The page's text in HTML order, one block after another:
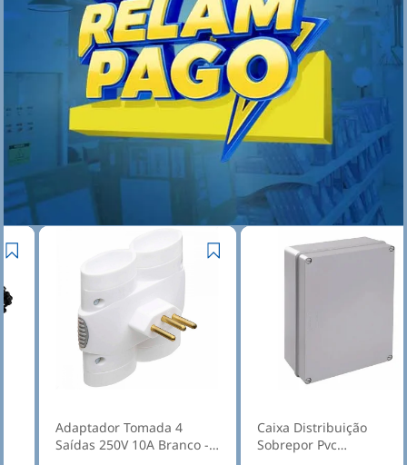
Adaptador Tomada 4
Saídas 250V 10A Branco -
Caixa Distribuição
Sobrepor Pvc